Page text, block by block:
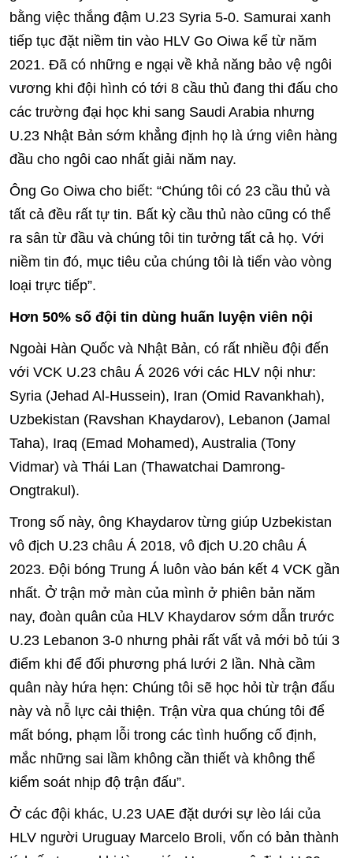
bằng việc thắng đậm U.23 Syria 5-0. Samurai xanh
tiếp tục đặt niềm tin vào HLV Go Oiwa kể từ năm
2021. Đã có những e ngại về khả năng bảo vệ ngôi
vương khi đội hình có tới 8 cầu thủ đang thi đấu cho
các trường đại học khi sang Saudi Arabia nhưng
U.23 Nhật Bản sớm khẳng định họ là ứng viên hàng
đầu cho ngôi cao nhất giải năm nay.
Ông Go Oiwa cho biết: “Chúng tôi có 23 cầu thủ và
tất cả đều rất tự tin. Bất kỳ cầu thủ nào cũng có thể
ra sân từ đầu và chúng tôi tin tưởng tất cả họ. Với
niềm tin đó, mục tiêu của chúng tôi là tiến vào vòng
loại trực tiếp”.
Hơn 50% số đội tin dùng huấn luyện viên nội
Ngoài Hàn Quốc và Nhật Bản, có rất nhiều đội đến
với VCK U.23 châu Á 2026 với các HLV nội như:
Syria (Jehad Al-Hussein), Iran (Omid Ravankhah),
Uzbekistan (Ravshan Khaydarov), Lebanon (Jamal
Taha), Iraq (Emad Mohamed), Australia (Tony
Vidmar) và Thái Lan (Thawatchai Damrong-
Ongtrakul).
Trong số này, ông Khaydarov từng giúp Uzbekistan
vô địch U.23 châu Á 2018, vô địch U.20 châu Á
2023. Đội bóng Trung Á luôn vào bán kết 4 VCK gần
nhất. Ở trận mở màn của mình ở phiên bản năm
nay, đoàn quân của HLV Khaydarov sớm dẫn trước
U.23 Lebanon 3-0 nhưng phải rất vất vả mới bỏ túi 3
điểm khi để đối phương phá lưới 2 lần. Nhà cầm
quân này hứa hẹn: Chúng tôi sẽ học hỏi từ trận đấu
này và nỗ lực cải thiện. Trận vừa qua chúng tôi để
mất bóng, phạm lỗi trong các tình huống cố định,
mắc những sai lầm không cần thiết và không thể
kiểm soát nhịp độ trận đấu”.
Ở các đội khác, U.23 UAE đặt dưới sự lèo lái của
HLV người Uruguay Marcelo Broli, vốn có bản thành